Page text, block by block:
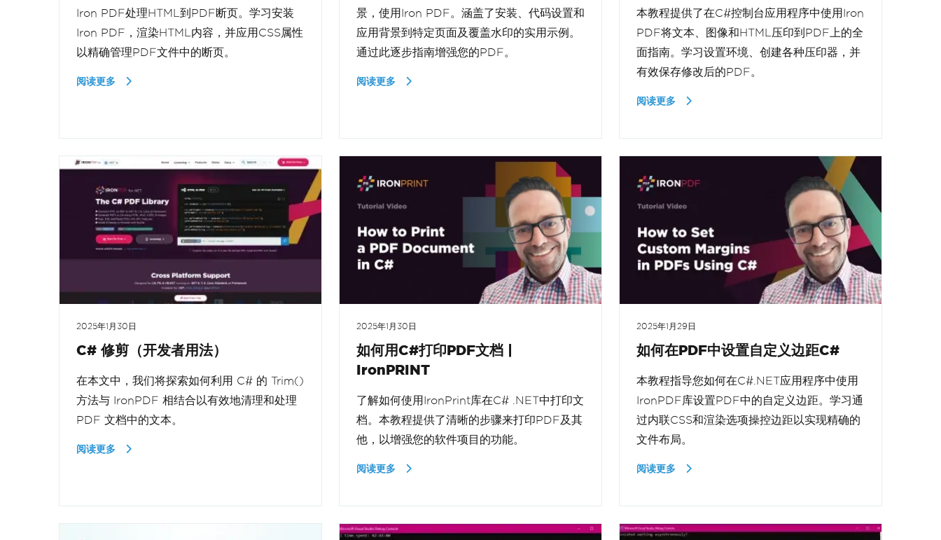
Iron PDF处理HTML到PDF断页。学习安装
Iron PDF，渲染HTML内容，并应用CSS属性
以精确管理PDF文件中的断页。
阅读更多
景，使用Iron PDF。涵盖了安装、代码设置和
应用背景到特定页面及覆盖水印的实用示例。
通过此逐步指南增强您的PDF。
阅读更多
本教程提供了在C#控制台应用程序中使用Iron
PDF将文本、图像和HTML压印到PDF上的全
面指南。学习设置环境、创建各种压印器，并
有效保存修改后的PDF。
阅读更多
2025年1月30日
C# 修剪（开发者用法）
在本文中，我们将探索如何利用 C# 的 Trim()
方法与 IronPDF 相结合以有效地清理和处理
PDF 文档中的文本。
阅读更多
2025年1月30日
如何用C#打印PDF文档 |
IronPRINT
了解如何使用IronPrint库在C# .NET中打印文
档。本教程提供了清晰的步骤来打印PDF及其
他，以增强您的软件项目的功能。
阅读更多
2025年1月29日
如何在PDF中设置自定义边距C#
本教程指导您如何在C#.NET应用程序中使用
IronPDF库设置PDF中的自定义边距。学习通
过内联CSS和渲染选项操控边距以实现精确的
文件布局。
阅读更多